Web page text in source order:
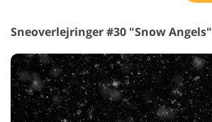
Sneoverlejringer #30 "Snow Angels"